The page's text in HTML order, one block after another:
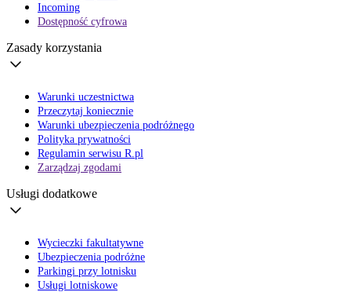
Incoming
Dostępność cyfrowa
Zasady korzystania
Warunki uczestnictwa
Przeczytaj koniecznie
Warunki ubezpieczenia podróżnego
Polityka prywatności
Regulamin serwisu R.pl
Zarządzaj zgodami
Usługi dodatkowe
Wycieczki fakultatywne
Ubezpieczenia podróżne
Parkingi przy lotnisku
Usługi lotniskowe